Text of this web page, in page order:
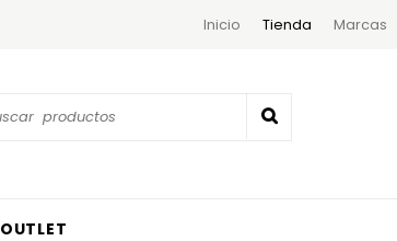
Inicio Tienda Marcas
OUTLET